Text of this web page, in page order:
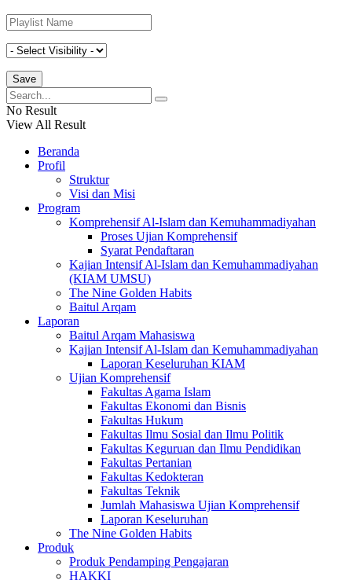
No Result
View All Result
No Result
View All Result
Beranda
Profil
Struktur
Visi dan Misi
Program
Komprehensif Al-Islam dan Kemuhammadiyahan
Proses Ujian Komprehensif
Syarat Pendaftaran
Kajian Intensif Al-Islam dan Kemuhammadiyahan
(KIAM UMSU)
The Nine Golden Habits
Baitul Arqam
Laporan
Baitul Arqam Mahasiswa
Kajian Intensif Al-Islam dan Kemuhammadiyahan
Laporan Keseluruhan KIAM
Ujian Komprehensif
Fakultas Agama Islam
Fakultas Ekonomi dan Bisnis
Fakultas Hukum
Fakultas Ilmu Sosial dan Ilmu Politik
Fakultas Keguruan dan Ilmu Pendidikan
Fakultas Pertanian
Fakultas Kedokteran
Fakultas Teknik
Jumlah Mahasiswa Ujian Komprehensif
Laporan Keseluruhan
The Nine Golden Habits
Produk
Produk Pendamping Pengajaran
HAKKI